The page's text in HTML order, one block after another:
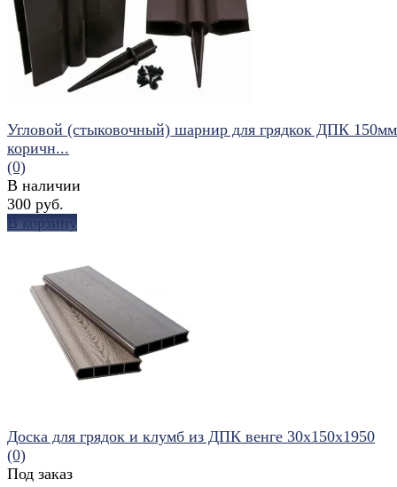
избранное сравнить
Угловой (стыковочный) шарнир для грядкок ДПК 150мм
коричн...
(0)
В наличии
300 руб.
В корзину
Доска для грядок и клумб из ДПК венге 30х150х1950
(0)
Под заказ